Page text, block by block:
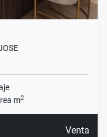
m2
Venta